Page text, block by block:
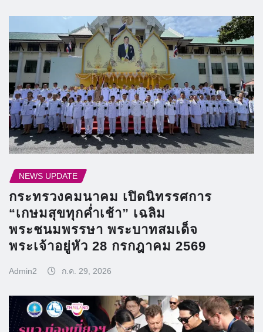
NEWS UPDATE
กระทรวงคมนาคม เปิดนิทรรศการ
“เกษมสุขทุกค่ำเช้า” เฉลิม
พระชนมพรรษา พระบาทสมเด็จ
พระเจ้าอยู่หัว 28 กรกฎาคม 2569
Admin2 ก.ค. 29, 2026